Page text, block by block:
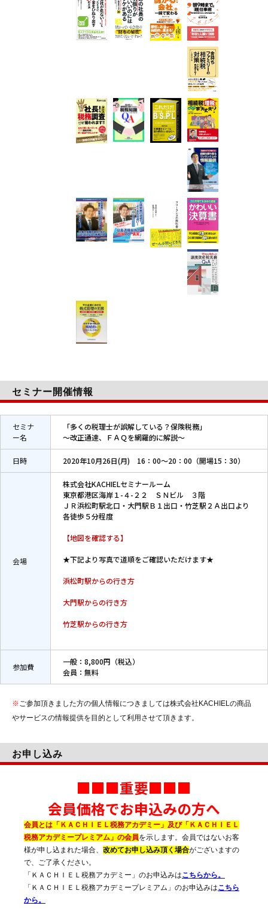
セミナー開催情報
セミナ
ー名
「多くの税理士が誤解している？保険税務」
～改正通達、ＦＡＱを網羅的に解説～
日時 2020年10月26日(月) 16：00～20：00（開場15：30）
会場
株式会社KACHIELセミナールーム
東京都港区海岸１-４-２２ ＳＮビル ３階
ＪＲ浜松町駅北口・大門駅Ｂ１出口・竹芝駅２Ａ出口より
各徒歩５分程度
【地図を確認する】
★下記より写真で道順をご確認いただけます★
浜松町駅からの行き方
大門駅からの行き方
竹芝駅からの行き方
参加費
一般：8,800円（税込）
会員：無料
※ご参加頂きました方の個人情報につきましては株式会社KACHIELの商品
やサービスの情報提供を目的として利用させて頂きます。
お申し込み
■■■重要■■■
会員価格でお申込みの方へ
会員とは「ＫＡＣＨＩＥＬ税務アカデミー」及び「ＫＡＣＨＩＥＬ
税務アカデミープレミアム」の会員を示します。会員ではないお客
様が申し込まれた場合、 改めてお申し込み頂く場合がございますの
で、ご了承ください。
「ＫＡＣＨＩＥＬ税務アカデミー」のお申込みはこちらから。
「ＫＡＣＨＩＥＬ税務アカデミープレミアム」のお申込みはこちら
から。